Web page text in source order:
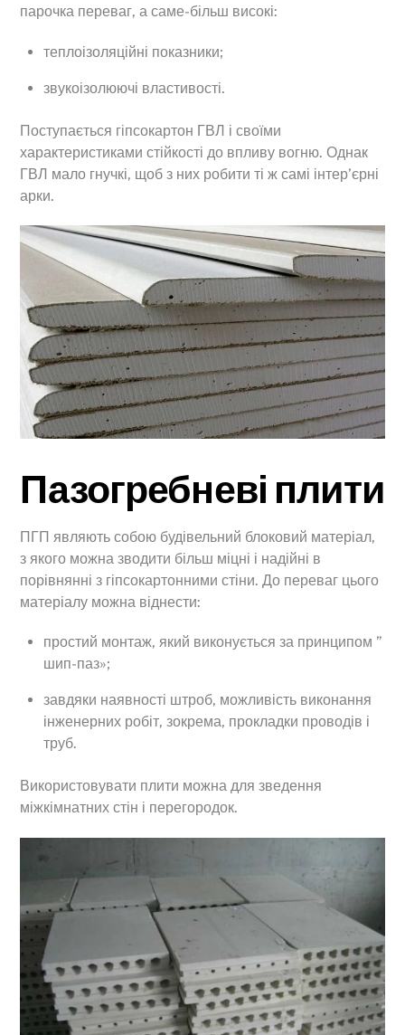
парочка переваг, а саме-більш високі:
теплоізоляційні показники;
звукоізолюючі властивості.
Поступається гіпсокартон ГВЛ і своїми
характеристиками стійкості до впливу вогню. Однак
ГВЛ мало гнучкі, щоб з них робити ті ж самі інтер’єрні
арки.
Пазогребневі плити
ПГП являють собою будівельний блоковий матеріал,
з якого можна зводити більш міцні і надійні в
порівнянні з гіпсокартонними стіни. До переваг цього
матеріалу можна віднести:
простий монтаж, який виконується за принципом ”
шип-паз»;
завдяки наявності штроб, можливість виконання
інженерних робіт, зокрема, прокладки проводів і
труб.
Використовувати плити можна для зведення
міжкімнатних стін і перегородок.